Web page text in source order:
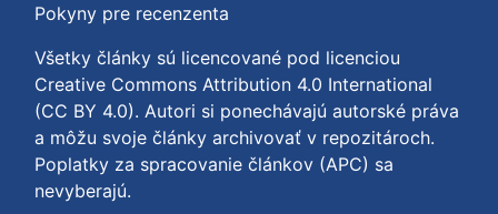
Pokyny pre recenzenta
Všetky články sú licencované pod licenciou
Creative Commons Attribution 4.0 International
(CC BY 4.0). Autori si ponechávajú autorské práva
a môžu svoje články archivovať v repozitároch.
Poplatky za spracovanie článkov (APC) sa
nevyberajú.